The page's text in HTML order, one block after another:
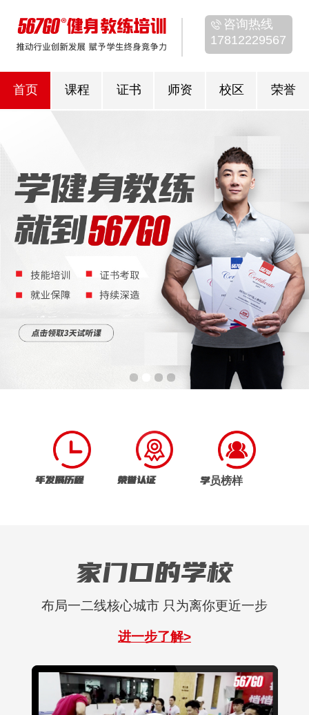
咨询热线
17812229567
首页 课程 证书 师资 校区 荣誉
年发展历程 荣誉认证 学员榜样
家门口的学校
布局一二线核心城市 只为离你更近一步
进一步了解>